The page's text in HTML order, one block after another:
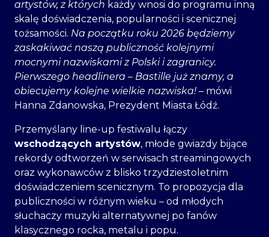
artystów, z których każdy wnosi do programu inną
skalę doświadczenia, popularności i scenicznej
tożsamości. Na początku roku 2026 będziemy
zaskakiwać naszą publiczność kolejnymi
mocnymi nazwiskami z Polski i zagranicy.
Pierwszego headlinera – Bastille już znamy, a
obiecujemy kolejne wielkie nazwiska! – mówi
Hanna Zdanowska, Prezydent Miasta Łódź.
Przemyślany line-up festiwalu łączy
wschodzących artystów, młode gwiazdy bijące
rekordy odtworzeń w serwisach streamingowych
oraz wykonawców z blisko trzydziestoletnim
doświadczeniem scenicznym. To propozycja dla
publiczności w różnym wieku – od młodych
słuchaczy muzyki alternatywnej po fanów
klasycznego rocka, metalu i popu.